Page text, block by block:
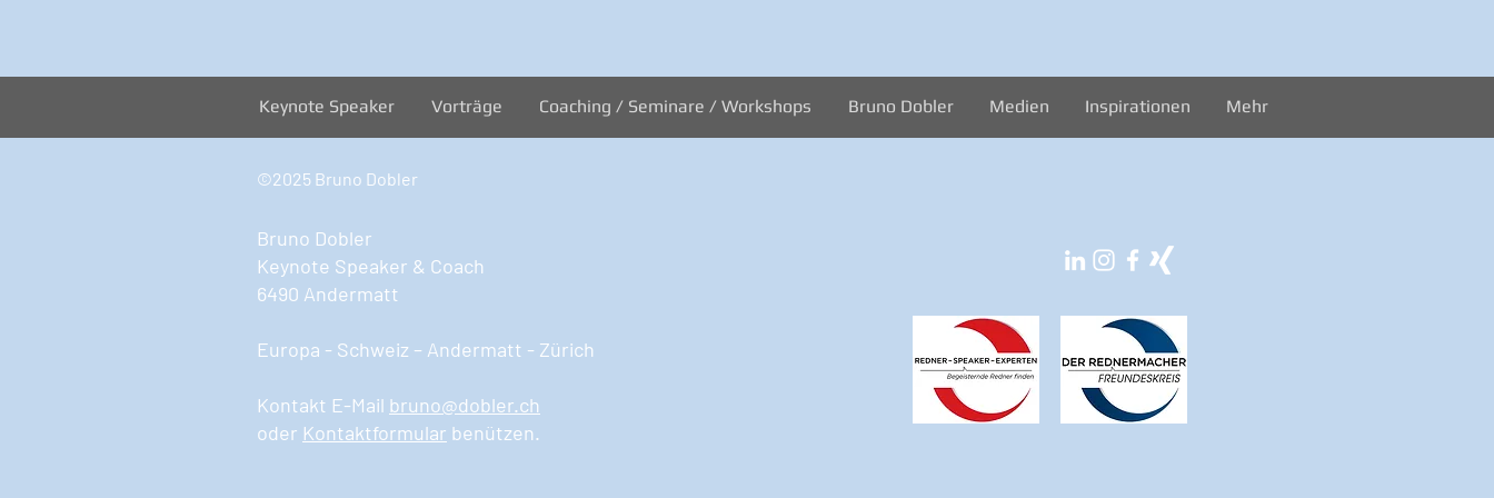
Keynote Speaker Vorträge Coaching / Seminare / Workshops Bruno Dobler Medien Inspirationen Mehr
©2025 Bruno Dobler
Bruno Dobler
Keynote Speaker & Coach
6490 Andermatt
Europa - Schweiz – Andermatt - Zürich
Kontakt E-Mail bruno@dobler.ch
oder Kontaktformular benützen.